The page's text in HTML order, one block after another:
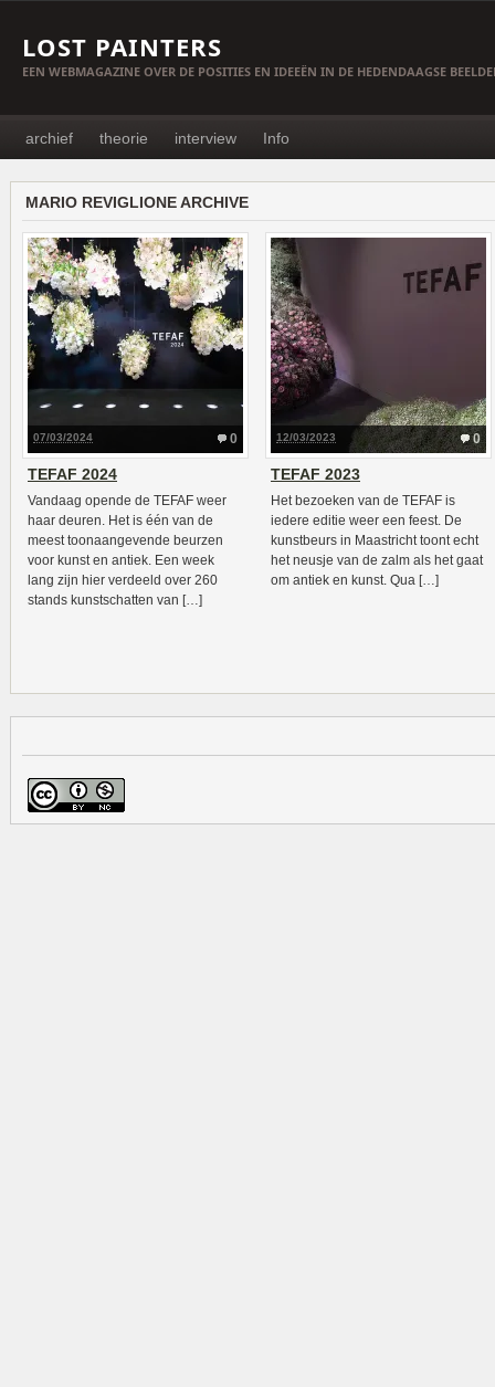
LOST PAINTERS
EEN WEBMAGAZINE OVER DE POSITIES EN IDEEËN IN DE HEDENDAAGSE
archief theorie interview Info
MARIO REVIGLIONE ARCHIVE
0
07/03/2024
TEFAF 2024
Vandaag opende de TEFAF weer
haar deuren. Het is één van de
meest toonaangevende beurzen
voor kunst en antiek. Een week
lang zijn hier verdeeld over 260
stands kunstschatten van […]
0
12/03/2023
TEFAF 2023
Het bezoeken van de TEFAF is
iedere editie weer een feest. De
kunstbeurs in Maastricht toont echt
het neusje van de zalm als het gaat
om antiek en kunst. Qua […]